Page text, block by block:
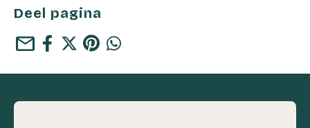
Deel pagina
mail